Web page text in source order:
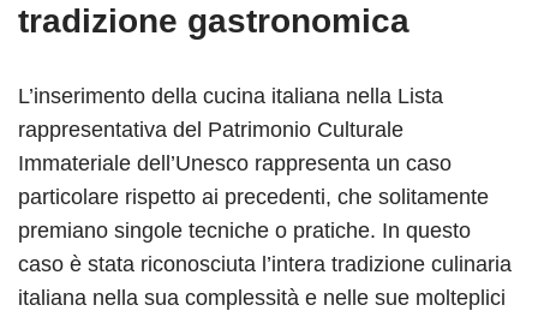
tradizione gastronomica
L’inserimento della cucina italiana nella Lista
rappresentativa del Patrimonio Culturale
Immateriale dell’Unesco rappresenta un caso
particolare rispetto ai precedenti, che solitamente
premiano singole tecniche o pratiche. In questo
caso è stata riconosciuta l’intera tradizione culinaria
italiana nella sua complessità e nelle sue molteplici